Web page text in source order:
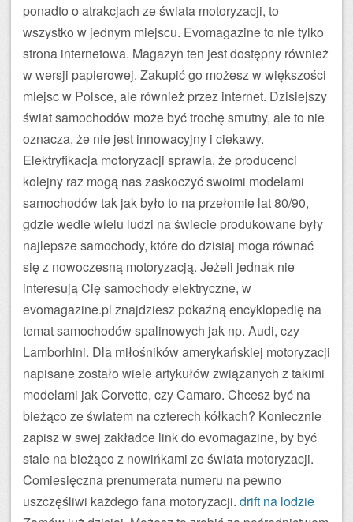
ponadto o atrakcjach ze świata motoryzacji, to
wszystko w jednym miejscu. Evomagazine to nie tylko
strona internetowa. Magazyn ten jest dostępny również
w wersji papierowej. Zakupić go możesz w większości
miejsc w Polsce, ale również przez internet. Dzisiejszy
świat samochodów może być trochę smutny, ale to nie
oznacza, że nie jest innowacyjny i ciekawy.
Elektryfikacja motoryzacji sprawia, że producenci
kolejny raz mogą nas zaskoczyć swoimi modelami
samochodów tak jak było to na przełomie lat 80/90,
gdzie wedle wielu ludzi na świecie produkowane były
najlepsze samochody, które do dzisiaj moga równać
się z nowoczesną motoryzacją. Jeżeli jednak nie
interesują Cię samochody elektryczne, w
evomagazine.pl znajdziesz pokaźną encyklopedię na
temat samochodów spalinowych jak np. Audi, czy
Lamborhini. Dla miłośników amerykańskiej motoryzacji
napisane zostało wiele artykułów związanych z takimi
modelami jak Corvette, czy Camaro. Chcesz być na
bieżąco ze światem na czterech kółkach? Koniecznie
zapisz w swej zakładce link do evomagazine, by być
stale na bieżąco z nowińkami ze świata motoryzacji.
Comiesięczna prenumerata numeru na pewno
uszczęśliwi każdego fana motoryzacji. drift na lodzie